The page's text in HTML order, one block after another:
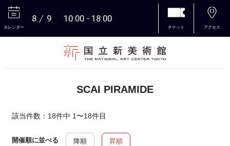
カレンダー
8 9 10:00 18:00
チケット アクセス
SCAI PIRAMIDE
該当件数：18件中 1〜18件目
開催順に並べる 降順 昇順